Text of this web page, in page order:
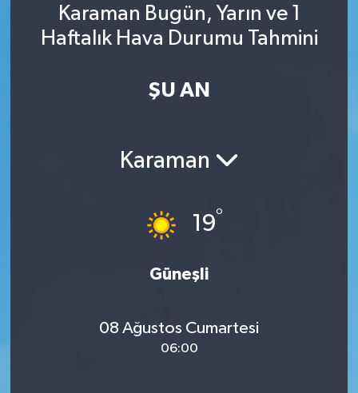
Karaman Bugün, Yarın ve 1
Haftalık Hava Durumu Tahmini
ŞU AN
Karaman
19°
Güneşli
08 Ağustos Cumartesi
06:00
Tüm Manşetler